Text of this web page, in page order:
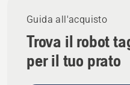
Guida all'acquisto
Trova il robot
per il tuo prato